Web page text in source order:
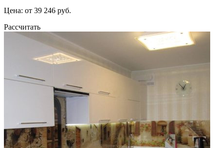
Цена: от 39 246 руб.
Рассчитать